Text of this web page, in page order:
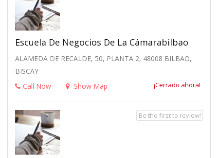
Escuela De Negocios De La Cámarabilbao
ALAMEDA DE RECALDE, 50, PLANTA 2, 48008 BILBAO,
BISCAY
Call Now
Show Map ¡Cerrado ahora!
Be the first to review!